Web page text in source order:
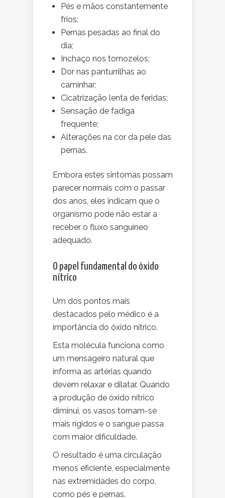
Pés e mãos constantemente
frios;
Pernas pesadas ao final do
dia;
Inchaço nos tornozelos;
Dor nas panturrilhas ao
caminhar;
Cicatrização lenta de feridas;
Sensação de fadiga
frequente;
Alterações na cor da pele das
pernas.
Embora estes sintomas possam
parecer normais com o passar
dos anos, eles indicam que o
organismo pode não estar a
receber o fluxo sanguíneo
adequado.
O papel fundamental do óxido
nítrico
Um dos pontos mais
destacados pelo médico é a
importância do óxido nítrico.
Esta molécula funciona como
um mensageiro natural que
informa as artérias quando
devem relaxar e dilatar. Quando
a produção de óxido nítrico
diminui, os vasos tornam-se
mais rígidos e o sangue passa
com maior dificuldade.
O resultado é uma circulação
menos eficiente, especialmente
nas extremidades do corpo,
como pés e pernas.